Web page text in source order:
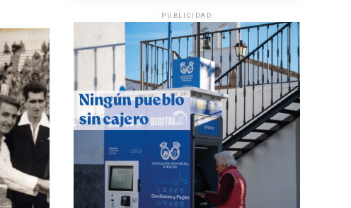
6º DÍA DE LAS FIESTAS COLOMBINAS
2026
·Huelvatv
PUBLICIDAD